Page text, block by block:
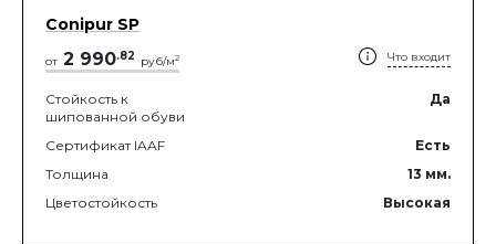
Conipur SP
от 2 990.82 руб/м2 Что входит
Стойкость к
шипованной обуви
Да
Сертификат IAAF
Есть
Толщина
13 мм.
Цветостойкость
Высокая